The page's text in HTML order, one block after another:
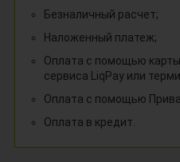
Безналичный расчет;
Наложенный платеж;
Оплата с помощью
сервиса LiqPay или
Оплата с помощью
Оплата в кредит.